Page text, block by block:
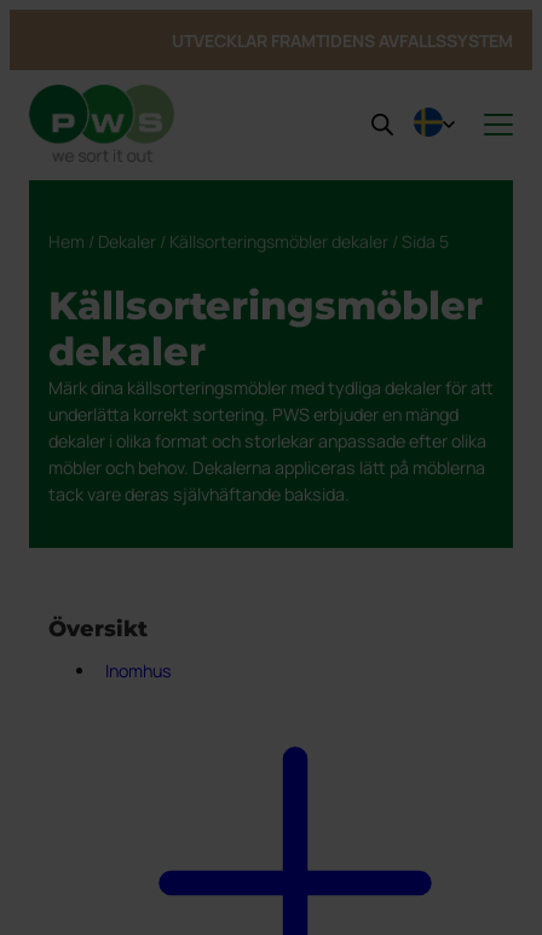
UTVECKLAR FRAMTIDENS AVFALLSSYSTEM
Se alla produkter →
Avfallskärl
Bottentömmande behållare
Kärlskåp
Papperskorgar
Farligt avfall
Dekaler
Inspiration
Bio Select matavfall
Duo Select
Fyrfackskärl
Bottentömmande behållare
Underjordsbehållare UWS
Kärlgarage
Publika platser
Referenser UWS
Referenser fyrfackskärl
Referenser Purecolour®
Referenser källsortering inomhus
Om PWS
PWS stöttar Team Rynkeby
Spontanansökan
Utvecklat i Norden
Certifieringar, Kvalite och ergonomi
Kärlservice
Cirkulär strategi
Service och reparation
Hållbarhet
Cirkulär ekonomi
Från avfall till resurs
Återvinning av kärl
Purecolour®
Hållbarhetsrapport
Kontakt
Min profil
Hem / Dekaler / Källsorteringsmöbler dekaler / Sida 5
Källsorteringsmöbler
dekaler
Märk dina källsorteringsmöbler med tydliga dekaler för att
underlätta korrekt sortering. PWS erbjuder en mängd
dekaler i olika format och storlekar anpassade efter olika
möbler och behov. Dekalerna appliceras lätt på möblerna
tack vare deras självhäftande baksida.
Översikt
Inomhus